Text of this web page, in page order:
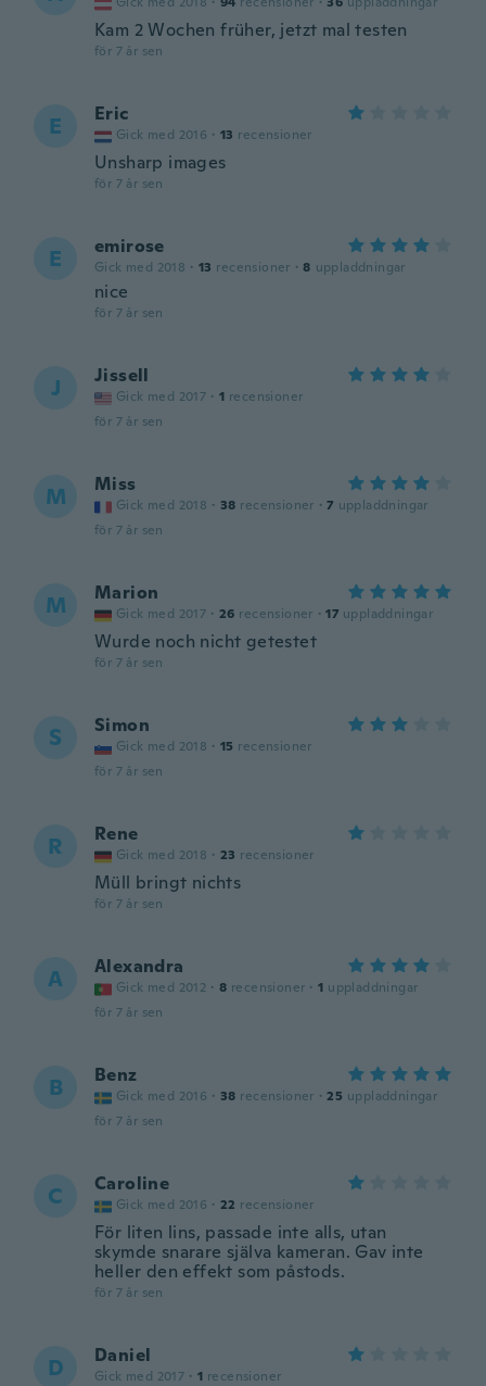
Kam 2 Wochen früher, jetzt mal testen
för 7 år sen
E Eric
Gick med 2016 · 13 recensioner
Unsharp images
för 7 år sen
E emirose
Gick med 2018 · 13 recensioner · 8 uppladdningar
nice
för 7 år sen
J Jissell
Gick med 2017 · 1 recensioner
för 7 år sen
M Miss
Gick med 2018 · 38 recensioner · 7 uppladdningar
för 7 år sen
M Marion
Gick med 2017 · 26 recensioner · 17 uppladdningar
Wurde noch nicht getestet
för 7 år sen
S Simon
Gick med 2018 · 15 recensioner
för 7 år sen
R Rene
Gick med 2018 · 23 recensioner
Müll bringt nichts
för 7 år sen
A Alexandra
Gick med 2012 · 8 recensioner · 1 uppladdningar
för 7 år sen
B Benz
Gick med 2016 · 38 recensioner · 25 uppladdningar
för 7 år sen
C Caroline
Gick med 2016 · 22 recensioner
För liten lins, passade inte alls, utan
skymde snarare själva kameran. Gav inte
heller den effekt som påstods.
för 7 år sen
D Daniel
Gick med 2017 · 1 recensioner